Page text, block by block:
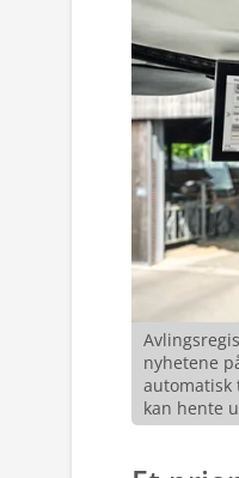
nyhetene
automatisk
kan hente